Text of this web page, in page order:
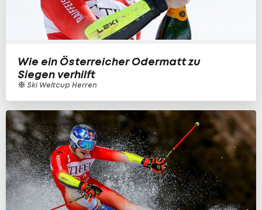
Wie ein Österreicher Odermatt zu
Siegen verhilft
Ski Weltcup Herren